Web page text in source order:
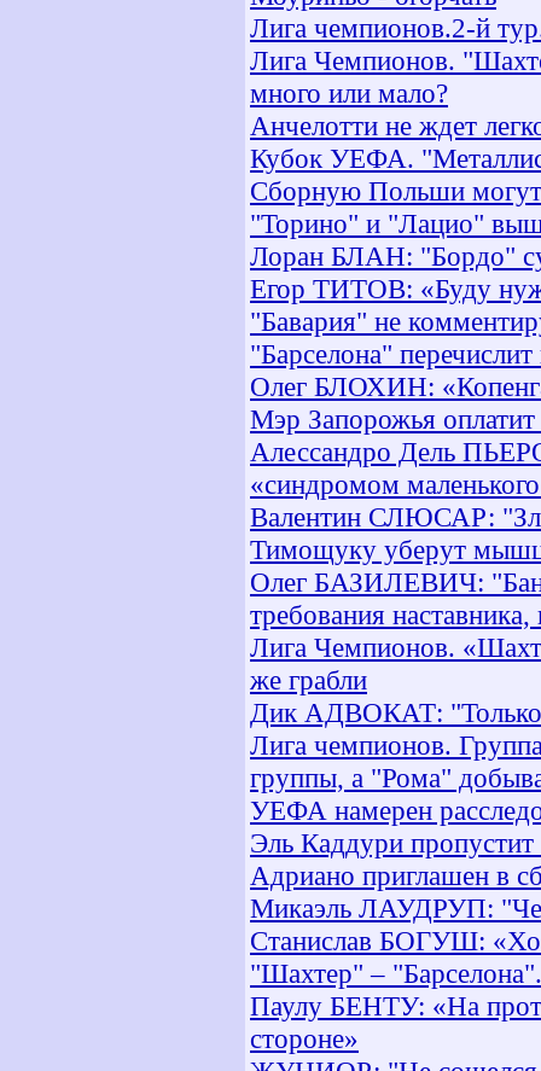
Лига чемпионов.2-й
Лига Чемпионов.
много или мало?
Анчелотти не ждет
Кубок УЕФА.
Сборную Польши могут
"Торино" и "Лацио"
Лоран БЛАН: "Бордо"
Егор ТИТОВ: «Буду
"Бавария" не
"Барселона"
Олег БЛОХИН:
Мэр Запорожья
Алессандро Дель
«синдромом
Валентин СЛЮСАР:
Тимощуку уберут
Олег БАЗИЛЕВИЧ:
требования наставника,
Лига Чемпионов.
же грабли
Дик АДВОКАТ: "Только
Лига чемпионов.
группы, а "Рома"
УЕФА намерен
Эль Каддури
Адриано приглашен в
Микаэль ЛАУДРУП:
Станислав БОГУШ:
"Шахтер" –
Паулу БЕНТУ: «На
стороне»